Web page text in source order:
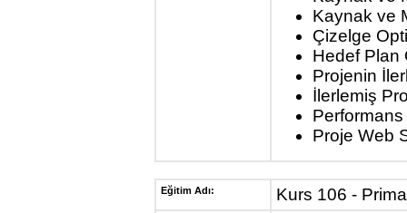
Kaynak ve
Çizelge
Hedef Plan
Projenin
İlerlemiş
Performans
Proje Web
Eğitim Adı: Kurs 106 -